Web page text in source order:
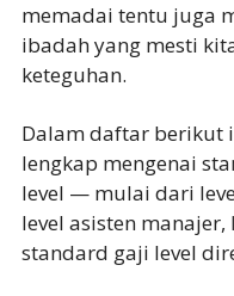
memadai tentu juga
ibadah yang mesti
keteguhan.
Dalam daftar berikut
lengkap mengenai
level — mulai dari
level asisten
standard gaji level